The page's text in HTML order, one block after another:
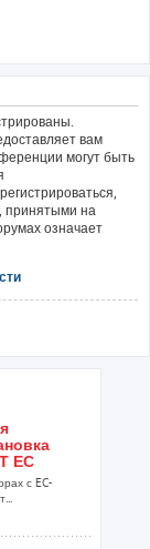
вам
могут быть
принятыми на
означает
EC
с EC-